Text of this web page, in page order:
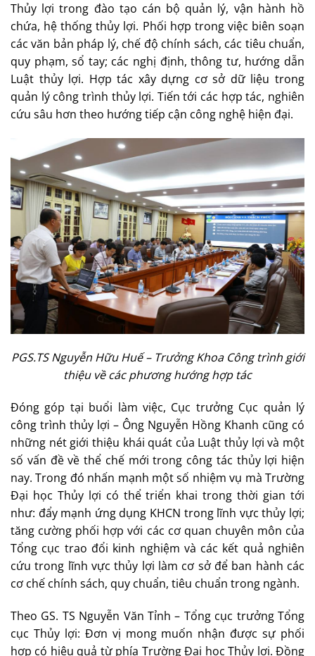
Thủy lợi trong đào tạo cán bộ quản lý, vận hành hồ
chứa, hệ thống thủy lợi. Phối hợp trong việc biên soạn
các văn bản pháp lý, chế độ chính sách, các tiêu chuẩn,
quy phạm, sổ tay; các nghị định, thông tư, hướng dẫn
Luật thủy lợi. Hợp tác xây dựng cơ sở dữ liệu trong
quản lý công trình thủy lợi. Tiến tới các hợp tác, nghiên
cứu sâu hơn theo hướng tiếp cận công nghệ hiện đại.
PGS.TS Nguyễn Hữu Huế – Trưởng Khoa Công trình giới
thiệu về các phương hướng hợp tác
Đóng góp tại buổi làm việc, Cục trưởng Cục quản lý
công trình thủy lợi – Ông Nguyễn Hồng Khanh cũng có
những nét giới thiệu khái quát của Luật thủy lợi và một
số vấn đề về thể chế mới trong công tác thủy lợi hiện
nay. Trong đó nhấn mạnh một số nhiệm vụ mà Trường
Đại học Thủy lợi có thể triển khai trong thời gian tới
như: đẩy mạnh ứng dụng KHCN trong lĩnh vực thủy lợi;
tăng cường phối hợp với các cơ quan chuyên môn của
Tổng cục trao đổi kinh nghiệm và các kết quả nghiên
cứu trong lĩnh vực thủy lợi làm cơ sở để ban hành các
cơ chế chính sách, quy chuẩn, tiêu chuẩn trong ngành.
Theo GS. TS Nguyễn Văn Tỉnh – Tổng cục trưởng Tổng
cục Thủy lợi: Đơn vị mong muốn nhận được sự phối
hợp có hiệu quả từ phía Trường Đại học Thủy lợi. Đồng